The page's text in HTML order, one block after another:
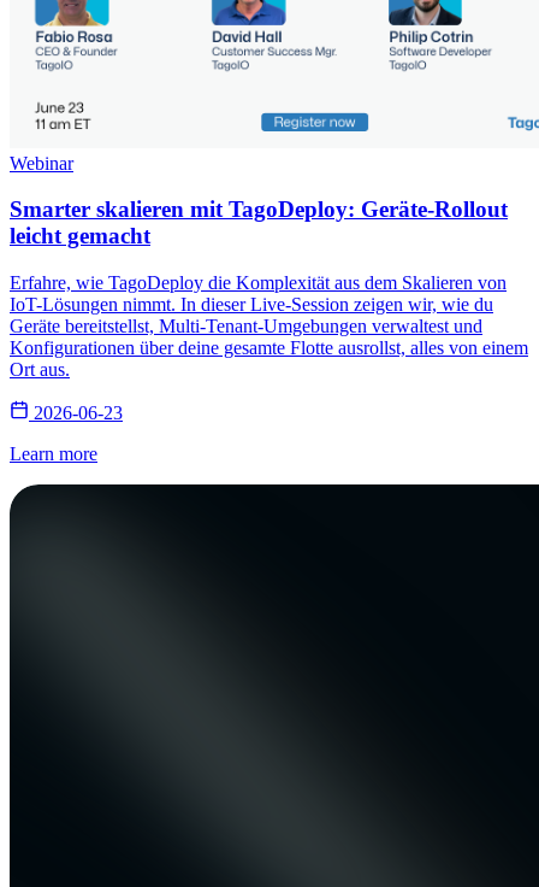
Webinar
Smarter skalieren mit TagoDeploy: Geräte-Rollout
leicht gemacht
Erfahre, wie TagoDeploy die Komplexität aus dem Skalieren von
IoT-Lösungen nimmt. In dieser Live-Session zeigen wir, wie du
Geräte bereitstellst, Multi-Tenant-Umgebungen verwaltest und
Konfigurationen über deine gesamte Flotte ausrollst, alles von einem
Ort aus.
2026-06-23
Learn more